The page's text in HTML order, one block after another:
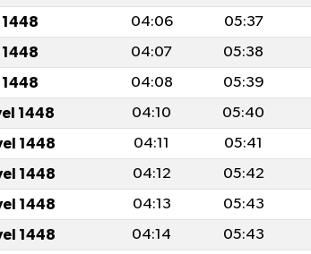
04:06 05:37
04:07 05:38
04:08 05:39
1448 04:10 05:40
1448 04:11 05:41
1448 04:12 05:42
1448 04:13 05:43
1448 04:14 05:43